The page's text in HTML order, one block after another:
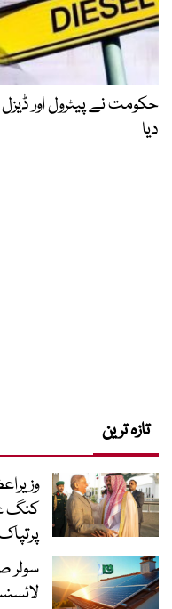
حکومت نے پیٹرول اور
دیا
تازہ ترین
کنگ
سولر